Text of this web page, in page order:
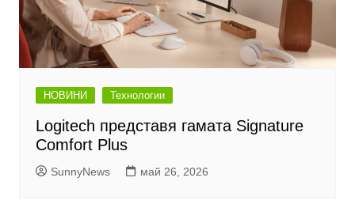
НОВИНИ Технологии
Logitech представя гамата Signature
Comfort Plus
SunnyNews май 26, 2026